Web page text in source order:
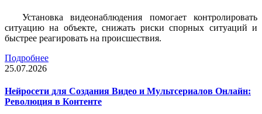
Установка видеонаблюдения помогает контролировать
ситуацию на объекте, снижать риски спорных ситуаций и
быстрее реагировать на происшествия.
Подробнее
25.07.2026
Нейросети для Создания Видео и Мультсериалов Онлайн:
Революция в Контенте